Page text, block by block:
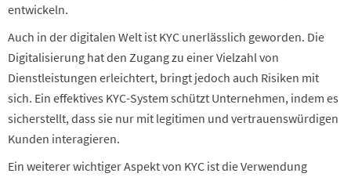
entwickeln.
Auch in der digitalen Welt ist KYC unerlässlich geworden. Die
Digitalisierung hat den Zugang zu einer Vielzahl von
Dienstleistungen erleichtert, bringt jedoch auch Risiken mit
sich. Ein effektives KYC-System schützt Unternehmen, indem es
sicherstellt, dass sie nur mit legitimen und vertrauenswürdigen
Kunden interagieren.
Ein weiterer wichtiger Aspekt von KYC ist die Verwendung